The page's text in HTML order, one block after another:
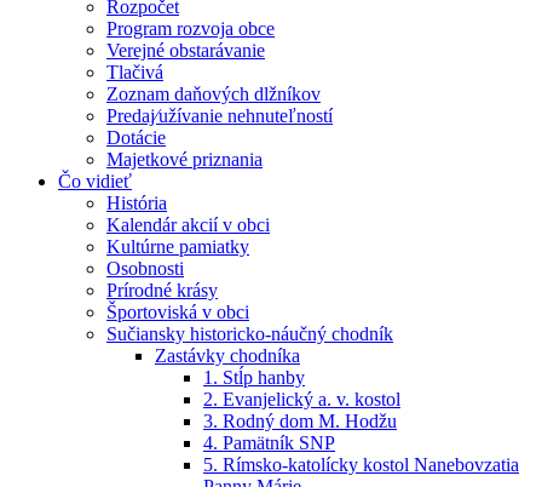
Rozpočet
Program rozvoja obce
Verejné obstarávanie
Tlačivá
Zoznam daňových dlžníkov
Predaj⁄užívanie nehnuteľností
Dotácie
Majetkové priznania
Čo vidieť
História
Kalendár akcií v obci
Kultúrne pamiatky
Osobnosti
Prírodné krásy
Športoviská v obci
Sučiansky historicko-náučný chodník
Zastávky chodníka
1. Stĺp hanby
2. Evanjelický a. v. kostol
3. Rodný dom M. Hodžu
4. Pamätník SNP
5. Rímsko-katolícky kostol Nanebovzatia